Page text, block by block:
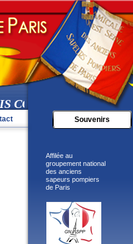
Souvenirs
Affilée au
groupement national
des anciens
sapeurs pompiers
de Paris
AU FEU ! "